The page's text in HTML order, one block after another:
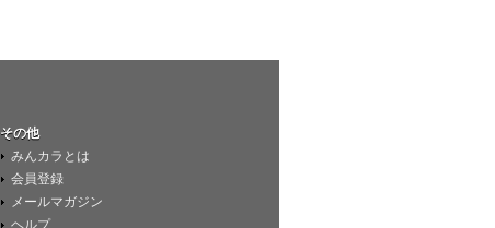
その他
みんカラとは
会員登録
メールマガジン